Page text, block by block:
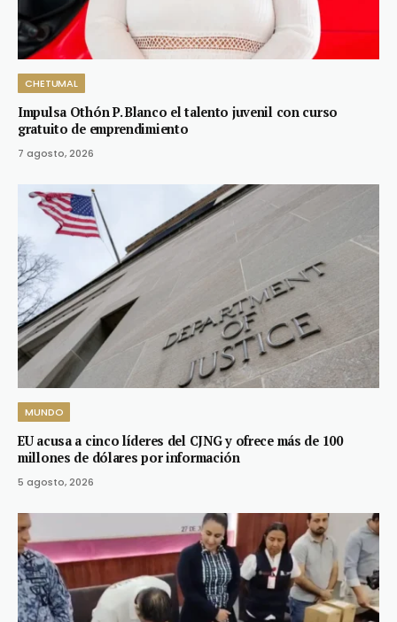
CHETUMAL
Impulsa Othón P. Blanco el talento juvenil con curso
gratuito de emprendimiento
7 agosto, 2026
MUNDO
EU acusa a cinco líderes del CJNG y ofrece más de 100
millones de dólares por información
5 agosto, 2026